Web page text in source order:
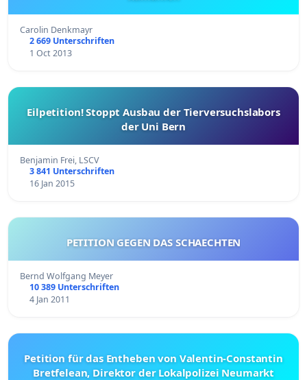
Carolin Denkmayr
2 669 Unterschriften
1 Oct 2013
Eilpetition! Stoppt Ausbau der Tierversuchslabors
der Uni Bern
Benjamin Frei, LSCV
3 841 Unterschriften
16 Jan 2015
PETITION GEGEN DAS SCHAECHTEN
Bernd Wolfgang Meyer
10 389 Unterschriften
4 Jan 2011
Petition für das Entheben von Valentin-Constantin
Bretfelean, Direktor der Lokalpolizei Neumarkt